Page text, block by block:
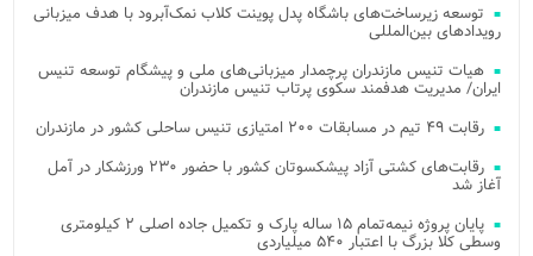
توسعه زیرساخت‌های باشگاه پدل پوینت کلاب نمک‌آبرود با هدف میزبانی
رویدادهای بین‌المللی
هیات تنیس مازندران پرچمدار میزبانی‌های ملی و پیشگام توسعه تنیس
ایران/ مدیریت هدفمند سکوی پرتاب تنیس مازندران
رقابت ۴۹ تیم در مسابقات ۲۰۰ امتیازی تنیس ساحلی کشور در مازندران
رقابت‌های کشتی آزاد پیشکسوتان کشور با حضور ۲۳۰ ورزشکار در آمل
آغاز شد
پایان پروژه نیمه‌تمام ۱۵ ساله پارک و تکمیل جاده اصلی ۲ کیلومتری
وسطی کلا بزرگ با اعتبار ۵۴۰ میلیاردی